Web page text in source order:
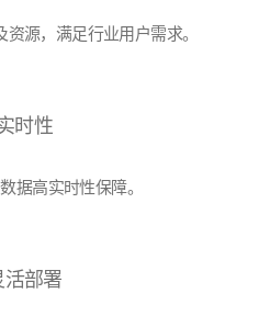
源，满足行业用户需求。
时性
据高实时性保障。
活部署